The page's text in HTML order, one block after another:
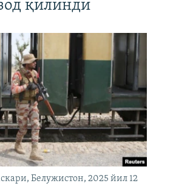
қилинди
Белужистон, 2025 йил 12